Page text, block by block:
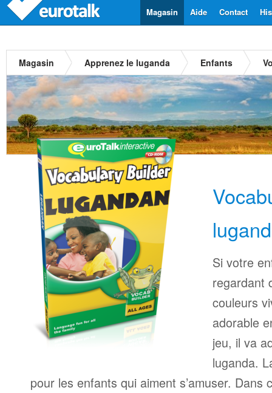
Contact
Aide
Magasin
Magasin Apprenez le luganda Enfants
Si votre
regardant
couleurs
adorable
jeu, il va
luganda.
pour les enfants qui aiment s’amuser. Dans